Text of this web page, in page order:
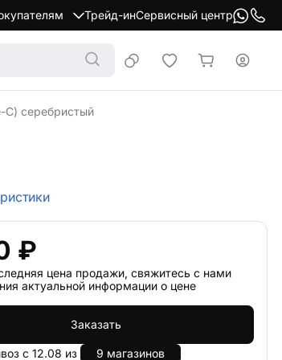
Трейд-инСервисный центр
C) серебристый
₽
цена продажи, свяжитесь с нами
актуальной информации о цене
Заказать
с 12.08 из
9 магазинов